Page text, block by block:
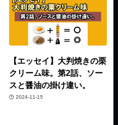
【エッセイ】大判焼きの栗
クリーム味。第2話、ソー
スと醤油の掛け違い。
2024-11-15